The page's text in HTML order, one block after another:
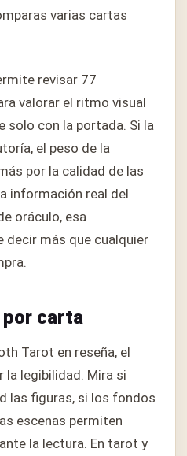
varias cartas
revisar 77
valorar el ritmo visual
solo con la portada. Si la
el peso de la
por la calidad de las
información real del
oráculo, esa
decir más que cualquier
por carta
Tarot en reseña, el
la legibilidad. Mira si
las figuras, si los fondos
escenas permiten
la lectura. En tarot y